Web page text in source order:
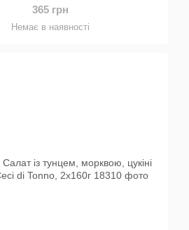
365 грн
Немає в наявності